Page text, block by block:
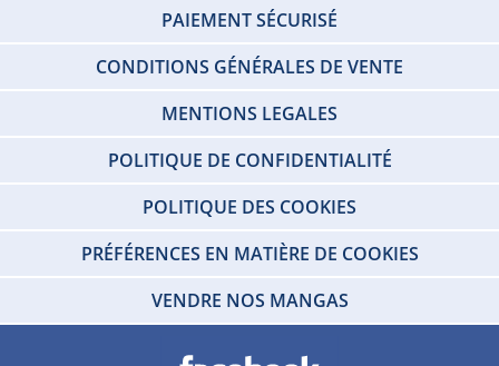
PAIEMENT SÉCURISÉ
CONDITIONS GÉNÉRALES DE VENTE
MENTIONS LEGALES
POLITIQUE DE CONFIDENTIALITÉ
POLITIQUE DES COOKIES
PRÉFÉRENCES EN MATIÈRE DE COOKIES
VENDRE NOS MANGAS